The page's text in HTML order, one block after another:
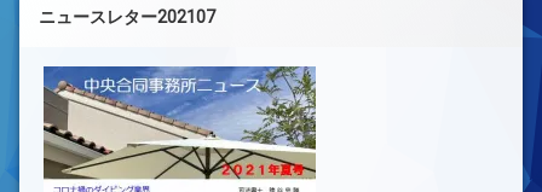
ニュースレター202107